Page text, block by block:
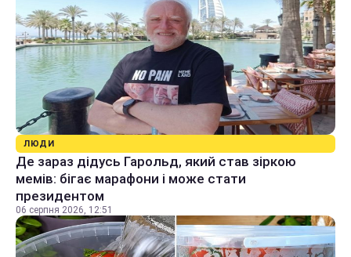
ЛЮДИ
Де зараз дідусь Гарольд, який став зіркою
мемів: бігає марафони і може стати
президентом
06 серпня 2026, 12:51